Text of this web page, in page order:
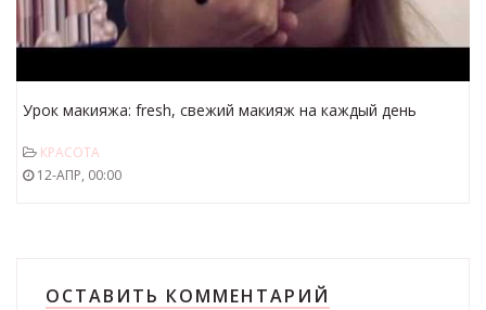
Урок макияжа: fresh, свежий макияж на каждый день
КРАСОТА
12-АПР, 00:00
ОСТАВИТЬ КОММЕНТАРИЙ